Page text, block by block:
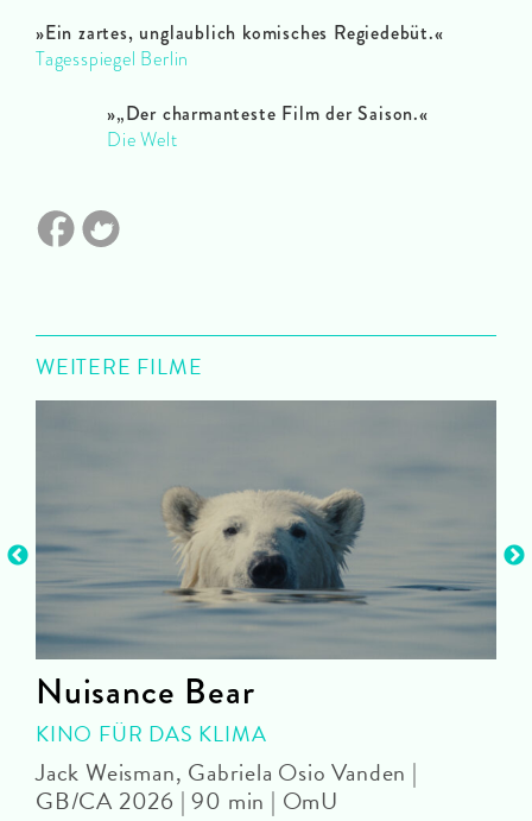
»Ein zartes, unglaublich komisches Regiedebüt.«
Tagesspiegel Berlin
»„Der charmanteste Film der Saison.«
Die Welt
WEITERE FILME
Nuisance Bear
KINO FÜR DAS KLIMA
Jack Weisman, Gabriela Osio Vanden |
GB/CA 2026 | 90 min | OmU